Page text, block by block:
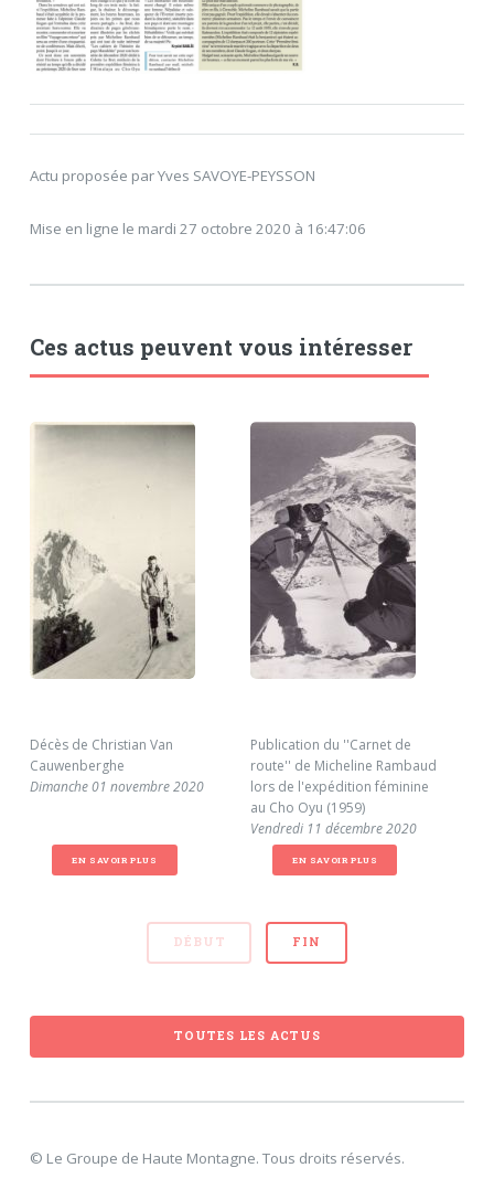
Actu proposée par Yves SAVOYE-PEYSSON
Mise en ligne le mardi 27 octobre 2020 à 16:47:06
Ces actus peuvent vous intéresser
Décès de Christian Van
Cauwenberghe
Dimanche 01 novembre 2020
EN SAVOIR PLUS
Publication du ''Carnet de
route'' de Micheline Rambaud
lors de l'expédition féminine
au Cho Oyu (1959)
Vendredi 11 décembre 2020
EN SAVOIR PLUS
DÉBUT FIN
TOUTES LES ACTUS
© Le Groupe de Haute Montagne. Tous droits réservés.